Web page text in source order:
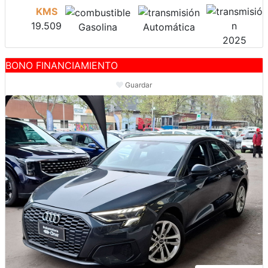
KMS
19.509
Gasolina
Automática
2025
BONO FINANCIAMIENTO
Guardar